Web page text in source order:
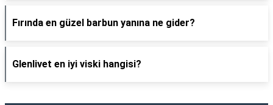
Fırında en güzel barbun yanına ne gider?
Glenlivet en iyi viski hangisi?